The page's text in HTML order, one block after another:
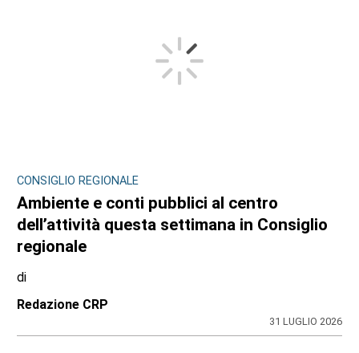
CONSIGLIO REGIONALE
Ambiente e conti pubblici al centro
dell’attività questa settimana in Consiglio
regionale
di
Redazione CRP
31 LUGLIO 2026